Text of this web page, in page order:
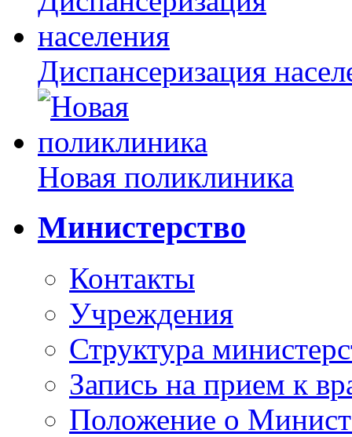
Диспансеризация
Новая поликлиника
Министерство
Контакты
Учреждения
Структура
Запись на прием к
Положение о